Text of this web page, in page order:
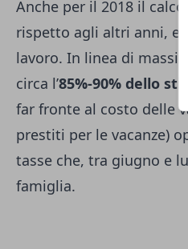
Anche per il 2018 il
rispetto agli altri anni, e
lavoro. In linea di
circa l’85%-90% dello
far fronte al costo delle
prestiti per le vacanze)
tasse che, tra giugno e
famiglia.